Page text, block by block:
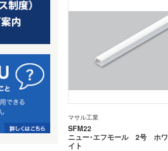
マサル工業
SFM22
ニュー･エフモール 2号 ホワ
イト